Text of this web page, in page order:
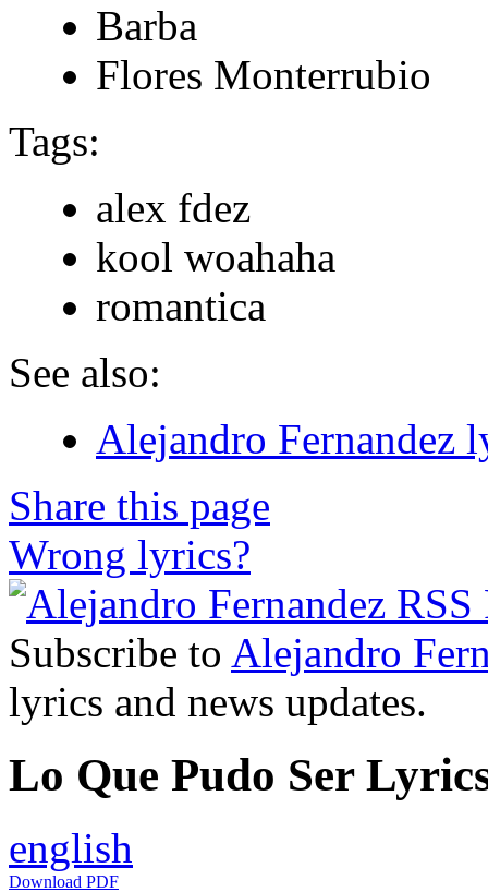
Barba
Flores Monterrubio
Tags:
alex fdez
kool woahaha
romantica
See also:
Alejandro Fernandez
Share this page
Wrong lyrics?
Subscribe to Alejandro
lyrics and news updates.
Lo Que Pudo Ser
english
Download PDF